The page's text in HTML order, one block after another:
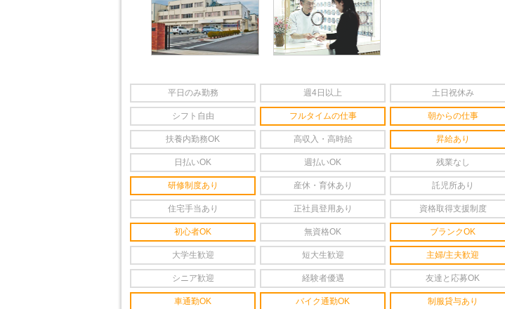
平日のみ勤務 週4日以上 土日祝休み
シフト自由 フルタイムの仕事 朝からの仕事
扶養内勤務OK 高収入・高時給 昇給あり
日払いOK 週払いOK 残業なし
研修制度あり 産休・育休あり 託児所あり
住宅手当あり 正社員登用あり 資格取得支援制度
初心者OK 無資格OK ブランクOK
大学生歓迎 短大生歓迎 主婦/主夫歓迎
シニア歓迎 経験者優遇 友達と応募OK
車通勤OK バイク通勤OK 制服貸与あり